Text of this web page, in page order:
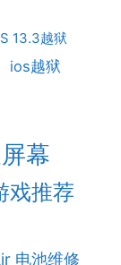
13.3越狱
ios越狱
幕
戏推荐
电池维修